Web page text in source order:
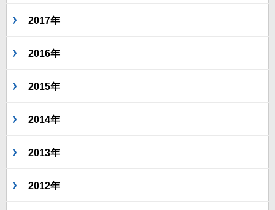
2017年
2016年
2015年
2014年
2013年
2012年